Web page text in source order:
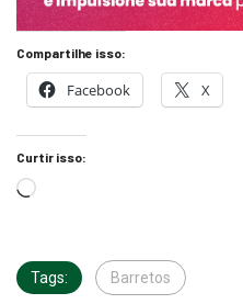
Compartilhe isso:
Facebook X
Curtir isso:
Tags: Barretos